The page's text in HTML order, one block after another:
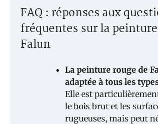
FAQ : réponses aux
fréquentes sur la
Falun
La peinture rouge de
adaptée à tous les
Elle est
le bois brut et les
rugueuses, mais peut